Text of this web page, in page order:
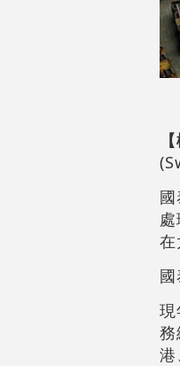
在
港